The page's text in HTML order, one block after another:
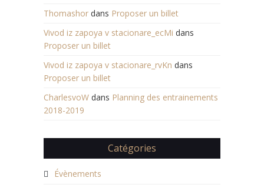
Thomashor dans Proposer un billet
Vivod iz zapoya v stacionare_ecMi dans
Proposer un billet
Vivod iz zapoya v stacionare_rvKn dans
Proposer un billet
CharlesvoW dans Planning des entrainements
2018-2019
Catégories
Évènements